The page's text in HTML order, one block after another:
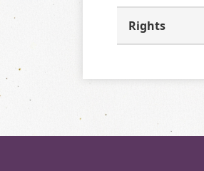
Rights